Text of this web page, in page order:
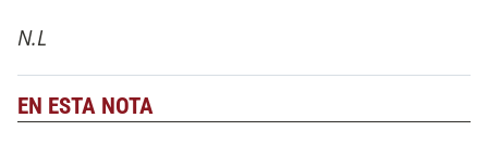
N.L
EN ESTA NOTA